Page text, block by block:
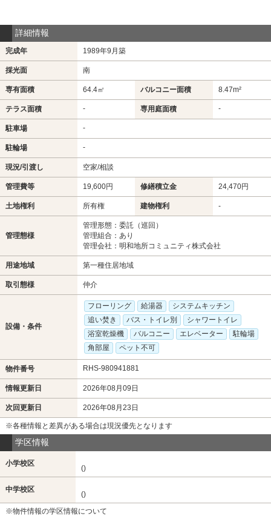
詳細情報
完成年 1989年9月築
採光面 南
専有面積 64.4㎡ バルコニー面積 8.47m²
テラス面積 - 専用庭面積 -
駐車場 -
駐輪場 -
現況/引渡し 空家/相談
管理費等 19,600円 修繕積立金 24,470円
土地権利 所有権 建物権利 -
管理態様
管理形態：委託（巡回）
管理組合：あり
管理会社：明和地所コミュニティ株式会社
用途地域 第一種住居地域
取引態様 仲介
設備・条件
フローリング 給湯器
システムキッチン
追い焚き
バス・トイレ別
シャワートイレ
浴室乾燥機
バルコニー エレベーター
駐輪場
角部屋
ペット不可
物件番号 RHS-980941881
情報更新日 2026年08月09日
次回更新日 2026年08月23日
※各種情報と差異がある場合は現況優先となります
学区情報
小学校区
()
中学校区
()
※物件情報の学区情報について